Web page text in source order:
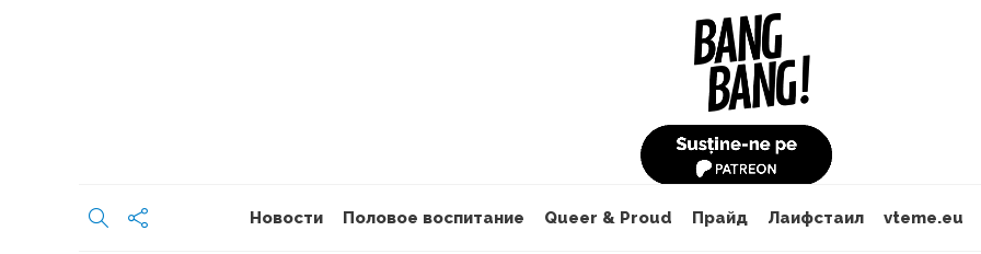
Новости Половое воспитание Queer & Proud Прайд Лаифстаил vteme.eu